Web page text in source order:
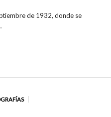
de 1932, donde se